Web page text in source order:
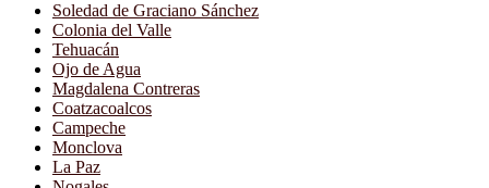
Soledad de Graciano Sánchez
Colonia del Valle
Tehuacán
Ojo de Agua
Magdalena Contreras
Coatzacoalcos
Campeche
Monclova
La Paz